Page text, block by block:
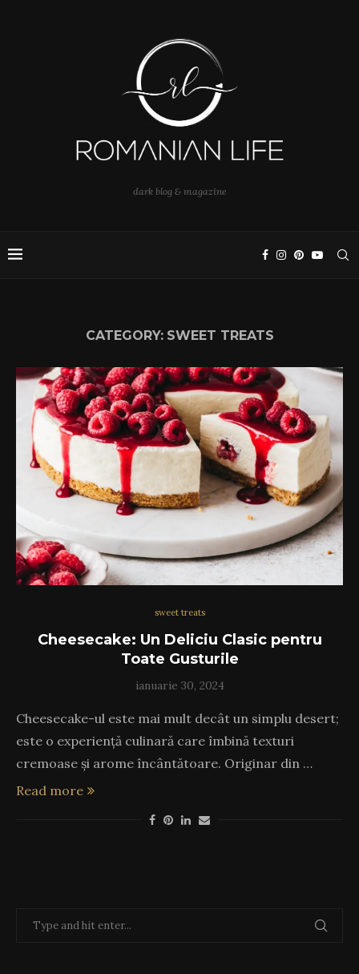
dark blog & magazine
CATEGORY: SWEET TREATS
sweet treats
Cheesecake: Un Deliciu Clasic pentru
Toate Gusturile
ianuarie 30, 2024
Cheesecake-ul este mai mult decât un simplu desert;
este o experiență culinară care îmbină texturi
cremoase și arome încântătoare. Originar din …
Read more